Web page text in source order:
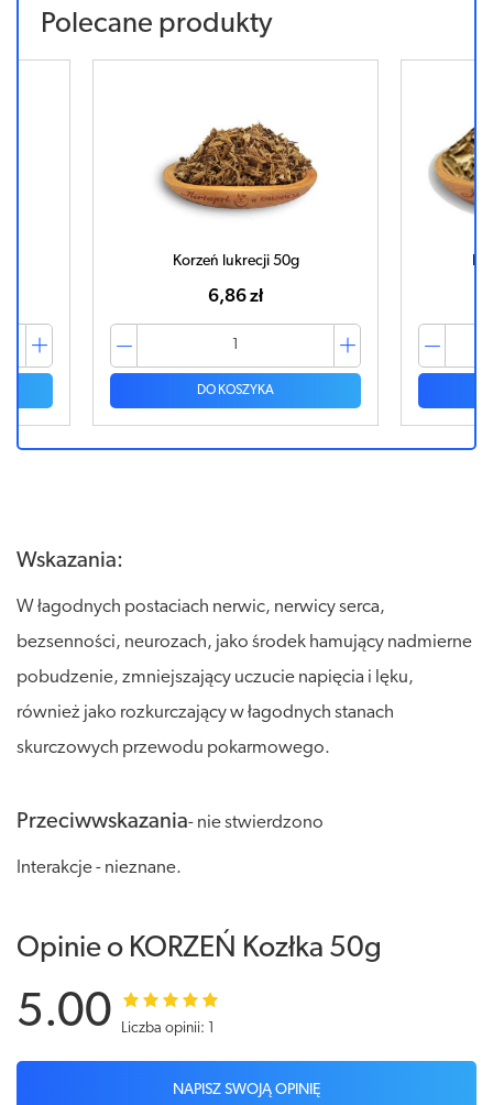
Polecane produkty
Korzeń lukrecji 50g
6,86 zł
DO KOSZYKA
Wskazania:
W łagodnych postaciach nerwic, nerwicy serca,
bezsenności, neurozach, jako środek hamujący nadmierne
pobudzenie, zmniejszający uczucie napięcia i lęku,
również jako rozkurczający w łagodnych stanach
skurczowych przewodu pokarmowego.
Przeciwwskazania- nie stwierdzono
Interakcje - nieznane.
Opinie o KORZEŃ Kozłka 50g
5.00 Liczba opinii: 1
NAPISZ SWOJĄ OPINIĘ